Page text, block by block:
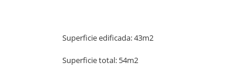
Superficie edificada: 43m2
Superficie total: 54m2